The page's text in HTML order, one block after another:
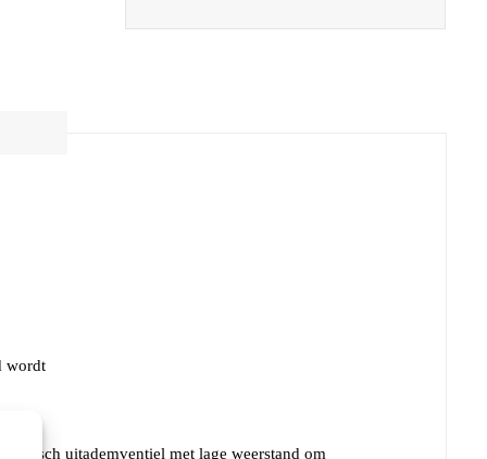
wordt
uitademventiel met lage weerstand om